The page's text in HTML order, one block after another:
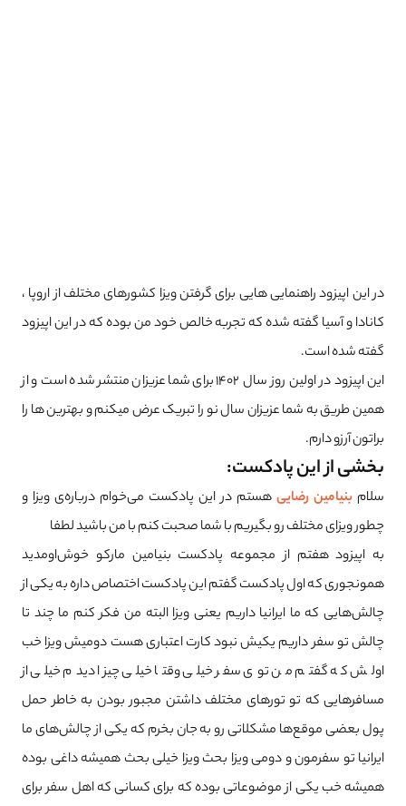
در این اپیزود راهنمایی هایی برای گرفتن ویزا کشورهای مختلف از اروپا ،
کانادا و آسیا گفته شده که تجربه خالص خود من بوده که در این اپیزود
گفته شده است.
این اپیزود در اولین روز سال ۱۴۰۲ برای شما عزیزان منتشر شده است و از
همین طریق به شما عزیزان سال نو را تبریک عرض میکنم و بهترین ها را
براتون آرزو دارم.
بخشی از این پادکست:
سلام بنیامین رضایی هستم در این پادکست می‌خوام درباره‌ی ویزا و
چطور ویزای مختلف رو بگیریم با شما صحبت کنم با من باشید لطفا
به اپیزود هفتم از مجموعه پادکست بنیامین مارکو خوش‌اومدید
همونجوری که اول پادکست گفتم این پادکست اختصاص داره به یکی از
چالش‌هایی که ما ایرانیا داریم یعنی ویزا البته من فکر کنم ما چند تا
چالش تو سفر داریم یکیش نبود کارت اعتباری هست دومیش ویزا خب
اولش که گفتم من توی سفر خیلی وقتا خیلی چیزا دیدم خیلی از
مسافرهایی که تو تورهای مختلف داشتن مجبور بودن به خاطر حمل
پول بعضی موقع‌ها مشکلاتی رو به جان بخرم که یکی از چالش‌های ما
ایرانیا تو سفرمون و دومی ویزا بحث ویزا خیلی بحث همیشه داغی بوده
همیشه خب یکی از موضوعاتی بوده که برای کسانی که اهل سفر برای